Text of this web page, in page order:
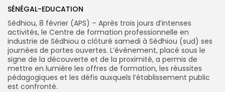
Search
Button
FR
SÉNÉGAL-EDUCATION
Sédhiou, 8 février (APS) – Après trois jours d’intenses
activités, le Centre de formation professionnelle en
industrie de Sédhiou a clôturé samedi à Sédhiou (sud) ses
journées de portes ouvertes. L’événement, placé sous le
signe de la découverte et de la proximité, a permis de
mettre en lumière les offres de formation, les réussites
pédagogiques et les défis auxquels l’établissement public
est confronté.